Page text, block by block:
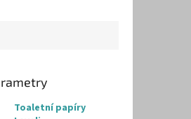
Toaletní papíry